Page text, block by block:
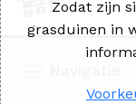
Zodat zijn
grasduinen in